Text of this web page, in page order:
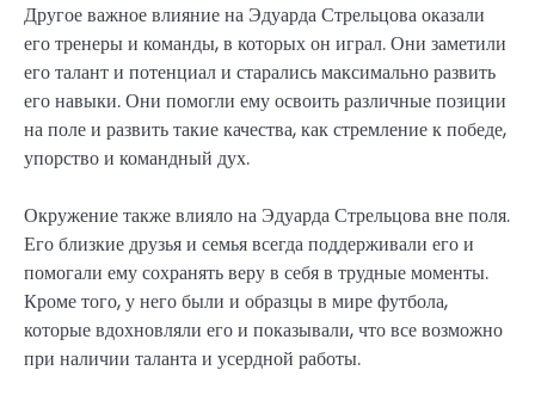
Другое важное влияние на Эдуарда Стрельцова оказали
его тренеры и команды, в которых он играл. Они заметили
его талант и потенциал и старались максимально развить
его навыки. Они помогли ему освоить различные позиции
на поле и развить такие качества, как стремление к победе,
упорство и командный дух.
Окружение также влияло на Эдуарда Стрельцова вне поля.
Его близкие друзья и семья всегда поддерживали его и
помогали ему сохранять веру в себя в трудные моменты.
Кроме того, у него были и образцы в мире футбола,
которые вдохновляли его и показывали, что все возможно
при наличии таланта и усердной работы.